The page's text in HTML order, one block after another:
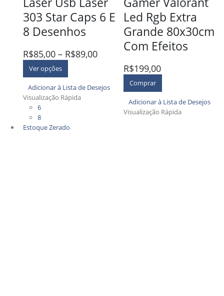
303 Star Caps 6 E
8 Desenhos
R$85,00 – R$89,00
Ver opções
Adicionar à Lista de Desejos
Visualização Rápida
6
8
Led Rgb Extra
Grande 80x30cm
Com Efeitos
R$199,00
Comprar
Adicionar à Lista de Desejos
Visualização Rápida
Estoque Zerado